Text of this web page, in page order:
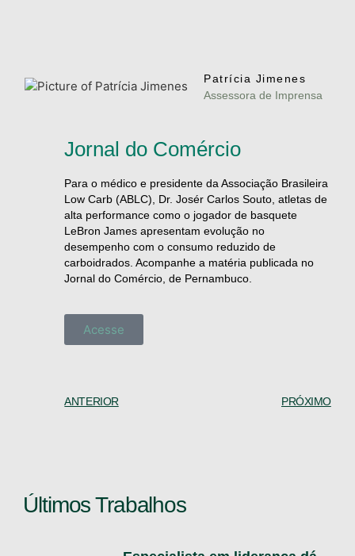
Patrícia Jimenes
Assessora de Imprensa
Jornal do Comércio
Para o médico e presidente da Associação Brasileira
Low Carb (ABLC), Dr. Josér Carlos Souto, atletas de
alta performance como o jogador de basquete
LeBron James apresentam evolução no
desempenho com o consumo reduzido de
carboidrados. Acompanhe a matéria publicada no
Jornal do Comércio, de Pernambuco.
Acesse
ANTERIOR PRÓXIMO
Últimos Trabalhos